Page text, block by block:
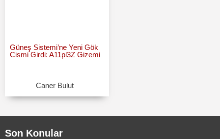
Güneş Sistemi’ne Yeni Gök
Cismi Girdi: A11pl3Z Gizemi
Caner Bulut
Son Konular